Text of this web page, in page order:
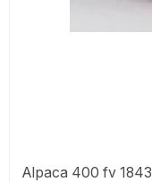
Alpaca 400 fv 1843